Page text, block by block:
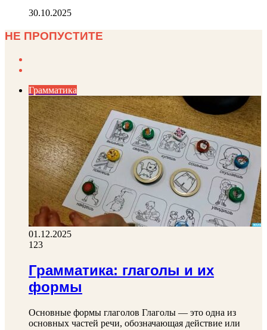
30.10.2025
НЕ ПРОПУСТИТЕ
Грамматика
01.12.2025
123
Грамматика: глаголы и их
формы
Основные формы глаголов Глаголы — это одна из
основных частей речи, обозначающая действие или